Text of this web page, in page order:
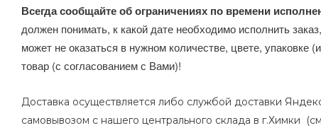
Всегда сообщайте об ограничениях по времени
должен понимать, к какой дате необходимо исполнить
может не оказаться в нужном количестве, цвете, упаковке
товар (с согласованием с Вами)!
Доставка осуществляется либо службой доставки
самовывозом с нашего центрального склада в г.Химки (с